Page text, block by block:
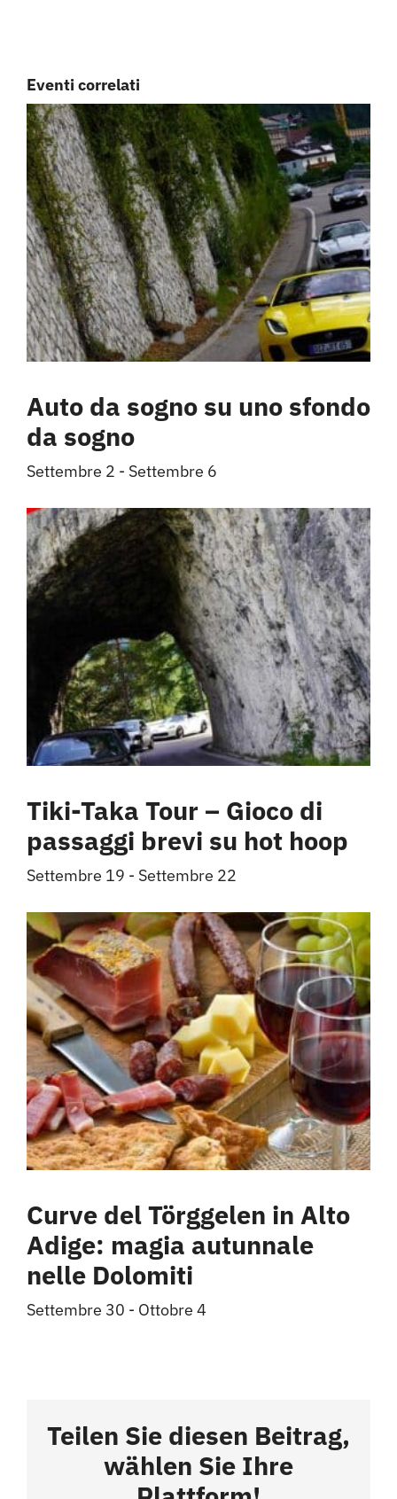
Eventi correlati
Auto da sogno su uno sfondo
da sogno
Settembre 2 - Settembre 6
Tiki-Taka Tour – Gioco di
passaggi brevi su hot hoop
Settembre 19 - Settembre 22
Curve del Törggelen in Alto
Adige: magia autunnale
nelle Dolomiti
Settembre 30 - Ottobre 4
Teilen Sie diesen Beitrag,
wählen Sie Ihre